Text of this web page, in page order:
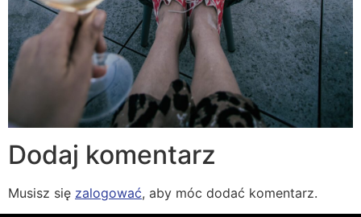
Dodaj komentarz
Musisz się zalogować, aby móc dodać komentarz.